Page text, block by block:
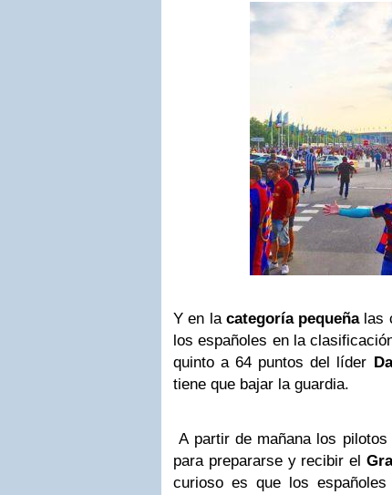
Y en la categoría pequeñalas
los españoles en la
quinto a 64 puntos del líder
tiene que bajar la guardia.
A partir de mañana los
para prepararse y recibir el
curioso es que los